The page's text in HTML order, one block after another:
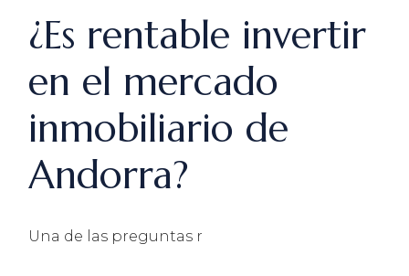
¿Es rentable invertir
en el mercado
inmobiliario de
Andorra?
Una de las preguntas r